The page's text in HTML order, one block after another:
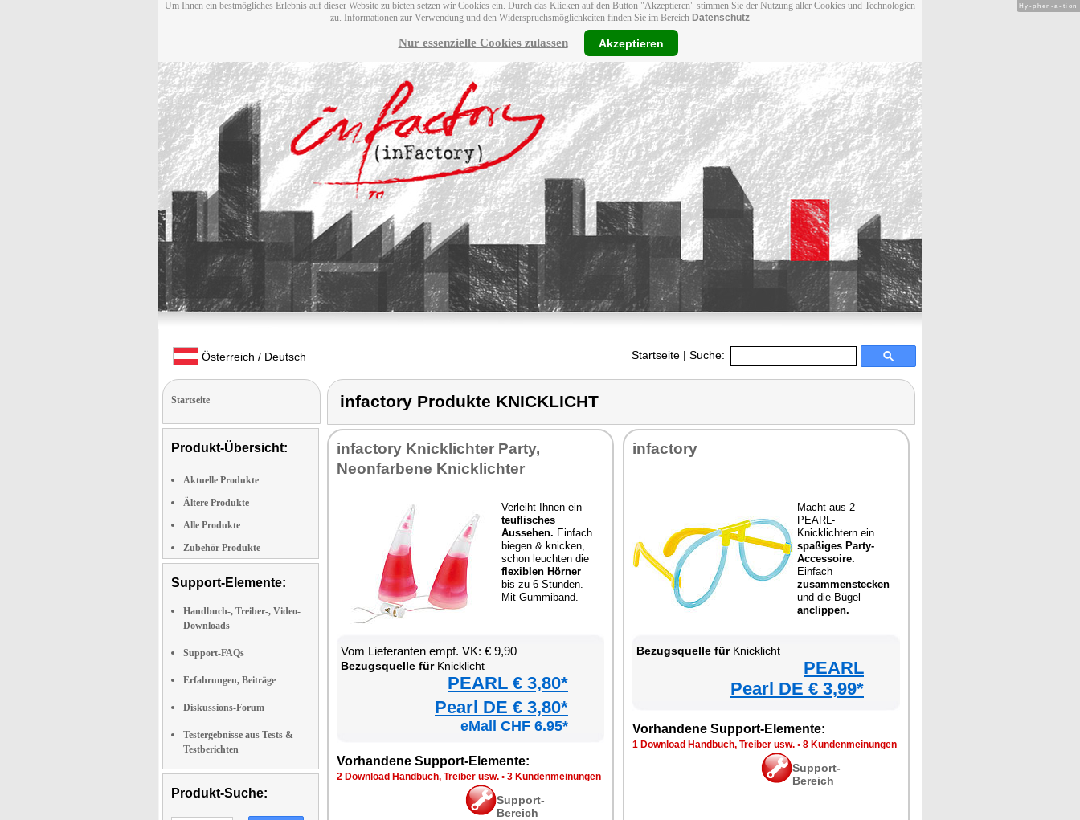
Um Ihnen ein bestmögliches Erlebnis auf dieser Website zu bieten setzen wir Cookies ein. Durch das Klicken auf den Button "Akzeptieren" stimmen Sie der Nutzung aller Cookies und Technologien
zu. Informationen zur Verwendung und den Widerspruchsmöglichkeiten finden Sie im Bereich Datenschutz
Nur essenzielle Cookies zulassen Akzeptieren
Österreich / Deutsch Startseite | Suche:
Startseite
Produkt-Übersicht:
Aktuelle Produkte
Ältere Produkte
Alle Produkte
Zubehör Produkte
Support-Elemente:
Handbuch-, Treiber-, Video-
Downloads
Support-FAQs
Erfahrungen, Beiträge
Diskussions-Forum
Testergebnisse aus Tests &
Testberichten
Produkt-Suche:
infactory Produkte KNICKLICHT
infactory Knicklichter Party,
Neonfarbene Knicklichter
Verleiht Ihnen ein
teuflisches
Aussehen. Einfach
biegen & knicken,
schon leuchten die
flexiblen Hörner
bis zu 6 Stunden.
Mit Gummiband.
Vom Lieferanten empf. VK: € 9,90
Bezugsquelle fürKnicklicht
PEARL € 3,80*
Pearl DE € 3,80*
eMall CHF 6.95*
Vorhandene Support-Elemente:
2 Download Handbuch, Treiber usw. • 3 Kundenmeinungen
Support-
Bereich
infactory
Macht aus 2
PEARL-
Knicklichtern ein
spaßiges Party-
Accessoire.
Einfach
zusammenstecken
und die Bügel
anclippen.
Bezugsquelle fürKnicklicht
PEARL
Pearl DE € 3,99*
Vorhandene Support-Elemente:
1 Download Handbuch, Treiber usw. • 8 Kundenmeinungen
Support-
Bereich
Hy-phen-a-tion